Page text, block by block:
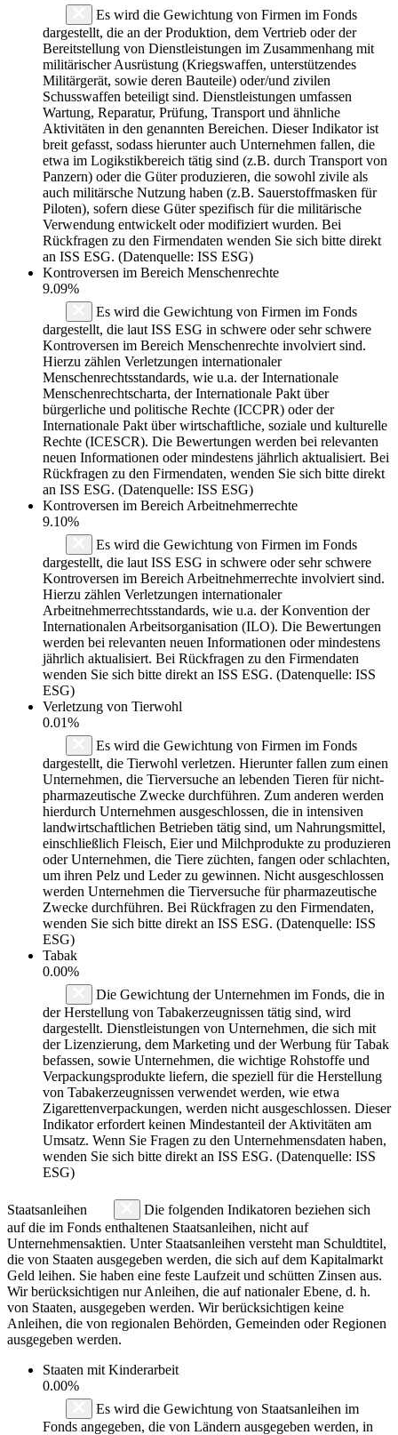
Es wird die Gewichtung von Firmen im Fonds
dargestellt, die an der Produktion, dem Vertrieb oder der
Bereitstellung von Dienstleistungen im Zusammenhang mit
militärischer Ausrüstung (Kriegswaffen, unterstützendes
Militärgerät, sowie deren Bauteile) oder/und zivilen
Schusswaffen beteiligt sind. Dienstleistungen umfassen
Wartung, Reparatur, Prüfung, Transport und ähnliche
Aktivitäten in den genannten Bereichen. Dieser Indikator ist
breit gefasst, sodass hierunter auch Unternehmen fallen, die
etwa im Logikstikbereich tätig sind (z.B. durch Transport von
Panzern) oder die Güter produzieren, die sowohl zivile als
auch militärsche Nutzung haben (z.B. Sauerstoffmasken für
Piloten), sofern diese Güter spezifisch für die militärische
Verwendung entwickelt oder modifiziert wurden. Bei
Rückfragen zu den Firmendaten wenden Sie sich bitte direkt
an ISS ESG. (Datenquelle: ISS ESG)
Kontroversen im Bereich Menschenrechte
9.09%
Es wird die Gewichtung von Firmen im Fonds
dargestellt, die laut ISS ESG in schwere oder sehr schwere
Kontroversen im Bereich Menschenrechte involviert sind.
Hierzu zählen Verletzungen internationaler
Menschenrechtsstandards, wie u.a. der Internationale
Menschenrechtscharta, der Internationale Pakt über
bürgerliche und politische Rechte (ICCPR) oder der
Internationale Pakt über wirtschaftliche, soziale und kulturelle
Rechte (ICESCR). Die Bewertungen werden bei relevanten
neuen Informationen oder mindestens jährlich aktualisiert. Bei
Rückfragen zu den Firmendaten, wenden Sie sich bitte direkt
an ISS ESG. (Datenquelle: ISS ESG)
Kontroversen im Bereich Arbeitnehmerrechte
9.10%
Es wird die Gewichtung von Firmen im Fonds
dargestellt, die laut ISS ESG in schwere oder sehr schwere
Kontroversen im Bereich Arbeitnehmerrechte involviert sind.
Hierzu zählen Verletzungen internationaler
Arbeitnehmerrechtsstandards, wie u.a. der Konvention der
Internationalen Arbeitsorganisation (ILO). Die Bewertungen
werden bei relevanten neuen Informationen oder mindestens
jährlich aktualisiert. Bei Rückfragen zu den Firmendaten
wenden Sie sich bitte direkt an ISS ESG. (Datenquelle: ISS
ESG)
Verletzung von Tierwohl
0.01%
Es wird die Gewichtung von Firmen im Fonds
dargestellt, die Tierwohl verletzen. Hierunter fallen zum einen
Unternehmen, die Tierversuche an lebenden Tieren für nicht-
pharmazeutische Zwecke durchführen. Zum anderen werden
hierdurch Unternehmen ausgeschlossen, die in intensiven
landwirtschaftlichen Betrieben tätig sind, um Nahrungsmittel,
einschließlich Fleisch, Eier und Milchprodukte zu produzieren
oder Unternehmen, die Tiere züchten, fangen oder schlachten,
um ihren Pelz und Leder zu gewinnen. Nicht ausgeschlossen
werden Unternehmen die Tierversuche für pharmazeutische
Zwecke durchführen. Bei Rückfragen zu den Firmendaten,
wenden Sie sich bitte direkt an ISS ESG. (Datenquelle: ISS
ESG)
Tabak
0.00%
Die Gewichtung der Unternehmen im Fonds, die in
der Herstellung von Tabakerzeugnissen tätig sind, wird
dargestellt. Dienstleistungen von Unternehmen, die sich mit
der Lizenzierung, dem Marketing und der Werbung für Tabak
befassen, sowie Unternehmen, die wichtige Rohstoffe und
Verpackungsprodukte liefern, die speziell für die Herstellung
von Tabakerzeugnissen verwendet werden, wie etwa
Zigarettenverpackungen, werden nicht ausgeschlossen. Dieser
Indikator erfordert keinen Mindestanteil der Aktivitäten am
Umsatz. Wenn Sie Fragen zu den Unternehmensdaten haben,
wenden Sie sich bitte direkt an ISS ESG. (Datenquelle: ISS
ESG)
Staatsanleihen
Die folgenden Indikatoren beziehen sich
auf die im Fonds enthaltenen Staatsanleihen, nicht auf
Unternehmensaktien. Unter Staatsanleihen versteht man Schuldtitel,
die von Staaten ausgegeben werden, die sich auf dem Kapitalmarkt
Geld leihen. Sie haben eine feste Laufzeit und schütten Zinsen aus.
Wir berücksichtigen nur Anleihen, die auf nationaler Ebene, d. h.
von Staaten, ausgegeben werden. Wir berücksichtigen keine
Anleihen, die von regionalen Behörden, Gemeinden oder Regionen
ausgegeben werden.
Staaten mit Kinderarbeit
0.00%
Es wird die Gewichtung von Staatsanleihen im
Fonds angegeben, die von Ländern ausgegeben werden, in